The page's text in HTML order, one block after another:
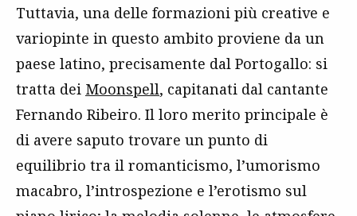
Tuttavia, una delle formazioni più creative e
variopinte in questo ambito proviene da un
paese latino, precisamente dal Portogallo: si
tratta dei Moonspell, capitanati dal cantante
Fernando Ribeiro. Il loro merito principale è
di avere saputo trovare un punto di
equilibrio tra il romanticismo, l’umorismo
macabro, l’introspezione e l’erotismo sul